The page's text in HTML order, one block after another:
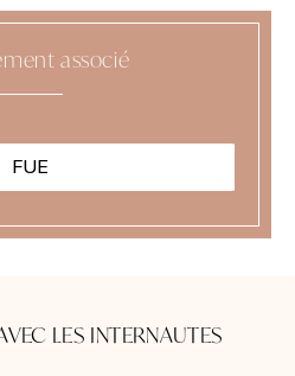
associé
FUE
LES INTERNAUTES